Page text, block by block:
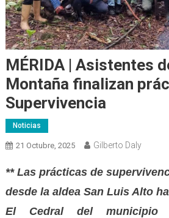
MÉRIDA | Asistentes
Montaña finalizan
Supervivencia
Noticias
21 Octubre, 2025 Gilberto Daly
** Las prácticas de
desde la aldea San Luis Alto
El Cedral del municipio